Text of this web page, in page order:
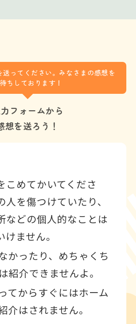
ってください。みなさまの感想を
ちしております！
フォームから
想を送ろう！
こめてかいてくださ
人を傷つけていたり、
などの個人的なことは
ません。
かったり、めちゃくち
紹介できませんよ。
てからすぐにはホーム
介はされません。